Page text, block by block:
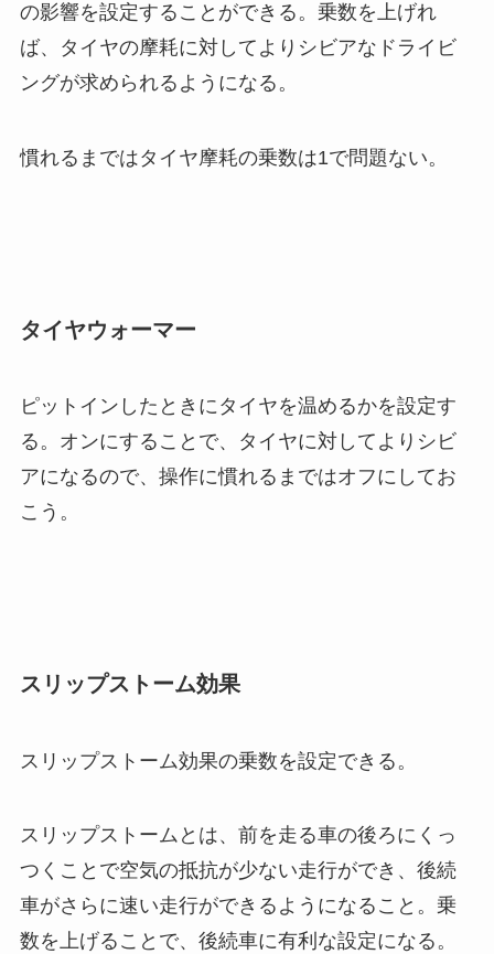
の影響を設定することができる。乗数を上げれ
ば、タイヤの摩耗に対してよりシビアなドライビ
ングが求められるようになる。
慣れるまではタイヤ摩耗の乗数は1で問題ない。
タイヤウォーマー
ピットインしたときにタイヤを温めるかを設定す
る。オンにすることで、タイヤに対してよりシビ
アになるので、操作に慣れるまではオフにしてお
こう。
スリップストーム効果
スリップストーム効果の乗数を設定できる。
スリップストームとは、前を走る車の後ろにくっ
つくことで空気の抵抗が少ない走行ができ、後続
車がさらに速い走行ができるようになること。乗
数を上げることで、後続車に有利な設定になる。